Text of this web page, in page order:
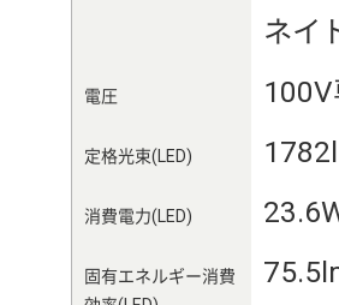
ネイ
電圧
定格光束(LED)
消費電力(LED)
固有エネルギー消費